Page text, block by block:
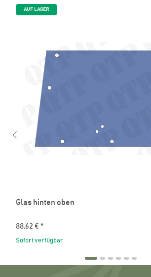
AUF LAGER
Glas hinten oben
88,62 € *
Sofort verfügbar